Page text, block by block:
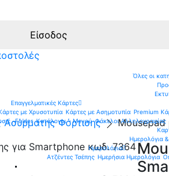
Όλες οι
Επαγγελματικές Κάρτες
με Χρυσοτυπία Κάρτες με Ασημοτυπία Premium
-Folder Κατάλογοι – Μενού Φάκελοι Αλληλογραφίας
Ημερολόγια
Ημερολόγια
Ατζέντες Τσέπης Ημερήσια Ημερολόγια
Είσοδος
Ασύρματης Φόρτισης Mousepad